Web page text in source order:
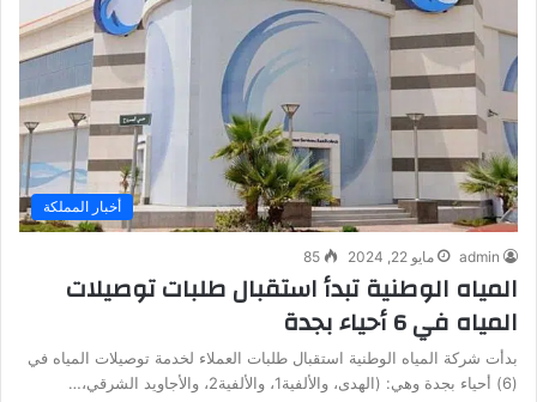
أخبار المملكة
admin مايو 22, 2024 85
المياه الوطنية تبدأ استقبال طلبات توصيلات
المياه في 6 أحياء بجدة
بدأت شركة المياه الوطنية استقبال طلبات العملاء لخدمة توصيلات المياه في
(6) أحياء بجدة وهي: (الهدى، والألفية1، والألفية2، والأجاويد الشرقي،…